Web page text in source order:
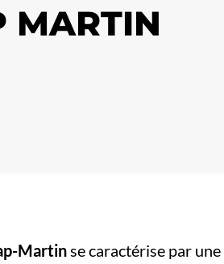
MARTIN
Martinse caractérise par une